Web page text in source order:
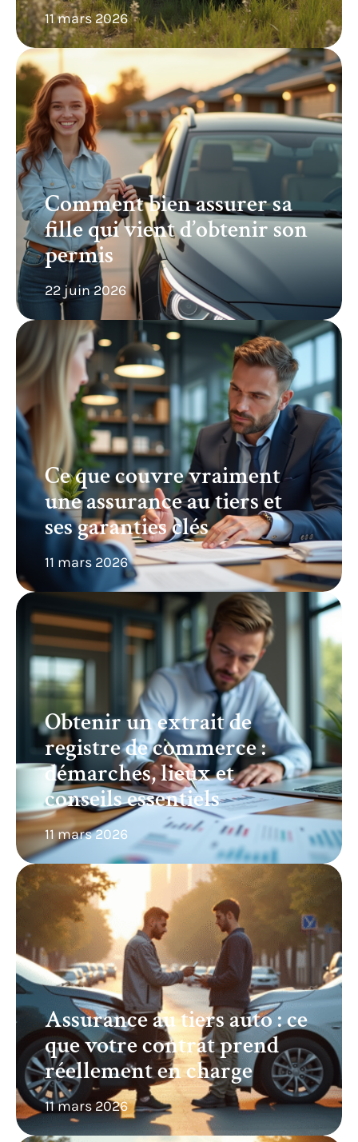
11 mars 2026
Comment bien assurer sa
fille qui vient d’obtenir son
permis
22 juin 2026
Ce que couvre vraiment
une assurance au tiers et
ses garanties clés
11 mars 2026
Obtenir un extrait de
registre de commerce :
démarches, lieux et
conseils essentiels
11 mars 2026
Assurance au tiers auto : ce
que votre contrat prend
réellement en charge
11 mars 2026